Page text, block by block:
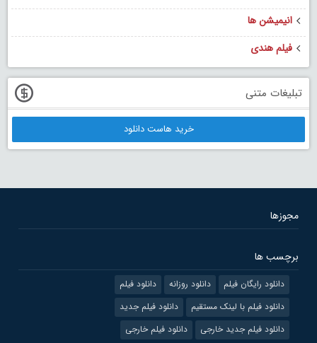
انیمیشن ها
فیلم هندی
تبلیغات متنی
خرید هاست دانلود
مجوزها
برچسب ها
دانلود رایگان فیلم دانلود روزانه
دانلود فیلم
دانلود فیلم با لینک مستقیم
دانلود فیلم جدید
دانلود فیلم جدید خارجی
دانلود فیلم خارجی